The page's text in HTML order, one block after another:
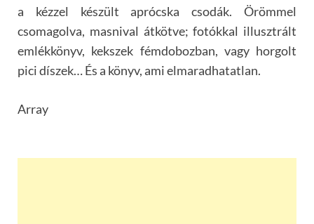
a kézzel készült aprócska csodák. Örömmel
csomagolva, masnival átkötve; fotókkal illusztrált
emlékkönyv, kekszek fémdobozban, vagy horgolt
pici díszek… És a könyv, ami elmaradhatatlan.
Array